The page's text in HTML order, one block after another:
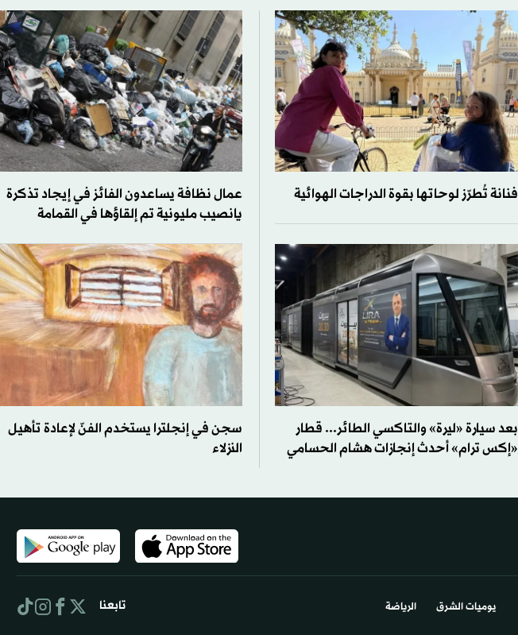
فنانة تُطرّز لوحاتها بقوة الدراجات الهوائية
عمال نظافة يساعدون الفائز في إيجاد تذكرة
يانصيب مليونية تم إلقاؤها في القمامة
بعد سيارة «ليرة» والتاكسي الطائر... قطار
«إكس ترام» أحدث إنجازات هشام الحسامي
سجن في إنجلترا يستخدم الفنّ لإعادة تأهيل
النزلاء
يوميات الشرق​ الرياضة تابعنا